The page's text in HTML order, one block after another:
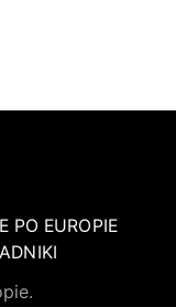
PO EUROPIE